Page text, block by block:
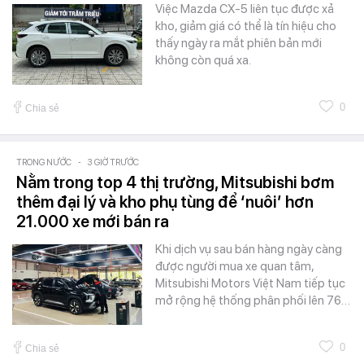
Việc Mazda CX-5 liên tục được xả
kho, giảm giá có thể là tín hiệu cho
thấy ngày ra mắt phiên bản mới
không còn quá xa.
Chia sẻ 0
TRONG NƯỚC - 3 GIỜ TRƯỚC
Nằm trong top 4 thị trường, Mitsubishi bơm
thêm đại lý và kho phụ tùng để ‘nuôi’ hơn
21.000 xe mới bán ra
Khi dịch vụ sau bán hàng ngày càng
được người mua xe quan tâm,
Mitsubishi Motors Việt Nam tiếp tục
mở rộng hệ thống phân phối lên 76…
Chia sẻ 0